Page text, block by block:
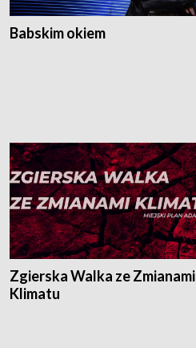
Babskim okiem
Zgierska Walka ze Zmianami
Klimatu